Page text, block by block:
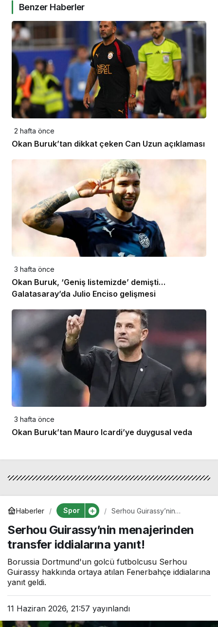
Benzer Haberler
2 hafta önce
Okan Buruk’tan dikkat çeken Can Uzun açıklaması
3 hafta önce
Okan Buruk, ‘Geniş listemizde’ demişti…
Galatasaray’da Julio Enciso gelişmesi
3 hafta önce
Okan Buruk’tan Mauro Icardi’ye duygusal veda
Haberler Spor
Serhou Guirassy’nin
iddialarına yanıt!
Serhou Guirassy’nin menajerinden
transfer iddialarına yanıt!
Borussia Dortmund'un golcü futbolcusu Serhou
Guirassy hakkında ortaya atılan Fenerbahçe iddialarına
yanıt geldi.
11 Haziran 2026, 21:57 yayınlandı